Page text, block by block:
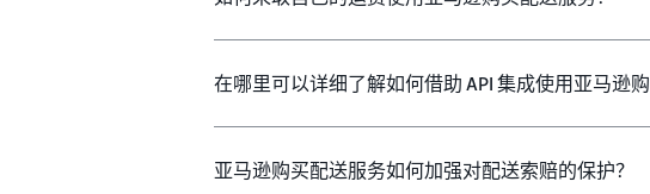
在哪里可以详细了解如何借助 API 集成使用亚马逊
亚马逊购买配送服务如何加强对配送索赔的保护？